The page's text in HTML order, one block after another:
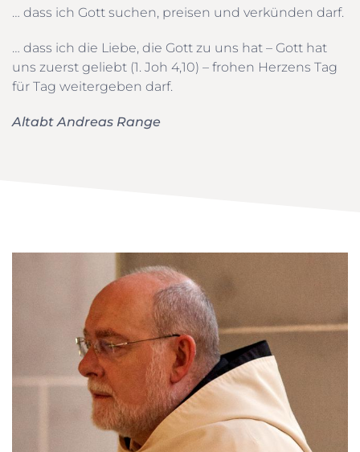
… dass ich Gott suchen, preisen und verkünden darf.
… dass ich die Liebe, die Gott zu uns hat – Gott hat
uns zuerst geliebt (1. Joh 4,10) – frohen Herzens Tag
für Tag weitergeben darf.
Altabt Andreas Range